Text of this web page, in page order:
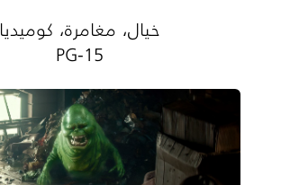
خيال، مغامرة، كوميديا
PG-15